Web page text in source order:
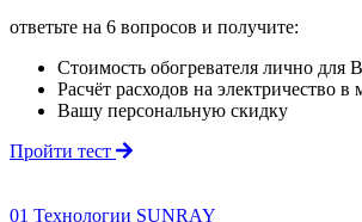
ответьте на 6 вопросов и получите:
Стоимость обогревателя лично для
Расчёт расходов на электричество в
Вашу персональную скидку
Пройти тест
01 Технологии SUNRAY